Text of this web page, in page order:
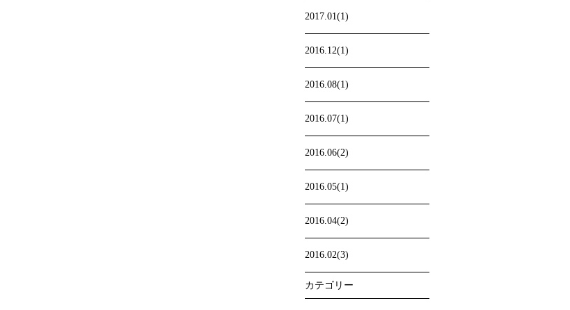
2017.01(1)
2016.12(1)
2016.08(1)
2016.07(1)
2016.06(2)
2016.05(1)
2016.04(2)
2016.02(3)
カテゴリー